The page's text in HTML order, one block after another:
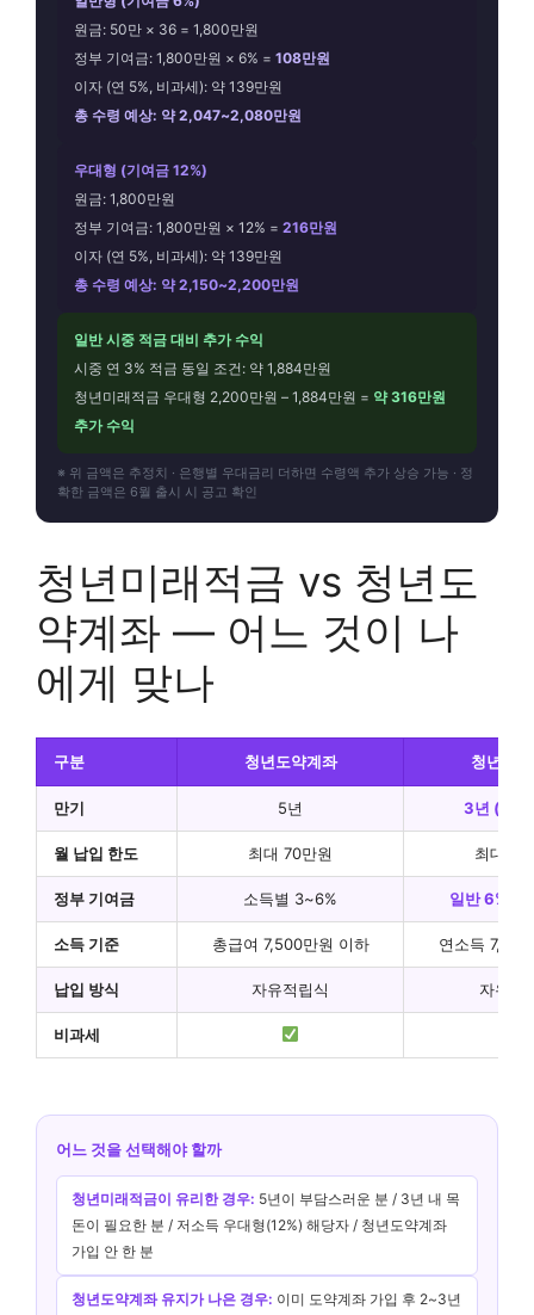
원금: 50만 × 36 = 1,800만원
정부 기여금: 1,800만원 × 6% = 108만원
이자 (연 5%, 비과세): 약 139만원
총 수령 예상: 약 2,047~2,080만원
우대형 (기여금 12%)
원금: 1,800만원
정부 기여금: 1,800만원 × 12% = 216만원
이자 (연 5%, 비과세): 약 139만원
총 수령 예상: 약 2,150~2,200만원
일반 시중 적금 대비 추가 수익
시중 연 3% 적금 동일 조건: 약 1,884만원
청년미래적금 우대형 2,200만원 – 1,884만원 = 약 316만원
추가 수익
※ 위 금액은 추정치 · 은행별 우대금리 더하면 수령액 추가 상승 가능 · 정
확한 금액은 6월 출시 시 공고 확인
청년미래적금 vs 청년도
약계좌 — 어느 것이 나
에게 맞나
구분 청년도약계좌 청년미
만기 5년 3년 (부담
월 납입 한도 최대 70만원 최대 50
정부 기여금 소득별 3~6% 일반 6% /
소득 기준 총급여 7,500만원 이하 연소득 7,500
납입 방식 자유적립식 자유적
비과세
어느 것을 선택해야 할까
청년미래적금이 유리한 경우: 5년이 부담스러운 분 / 3년 내 목
돈이 필요한 분 / 저소득 우대형(12%) 해당자 / 청년도약계좌
가입 안 한 분
청년도약계좌 유지가 나은 경우: 이미 도약계좌 가입 후 2~3년